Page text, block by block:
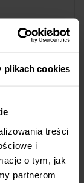
plikach cookies
treści
i
o tym, jak
partnerom
się na liście
zauważyłeś, że